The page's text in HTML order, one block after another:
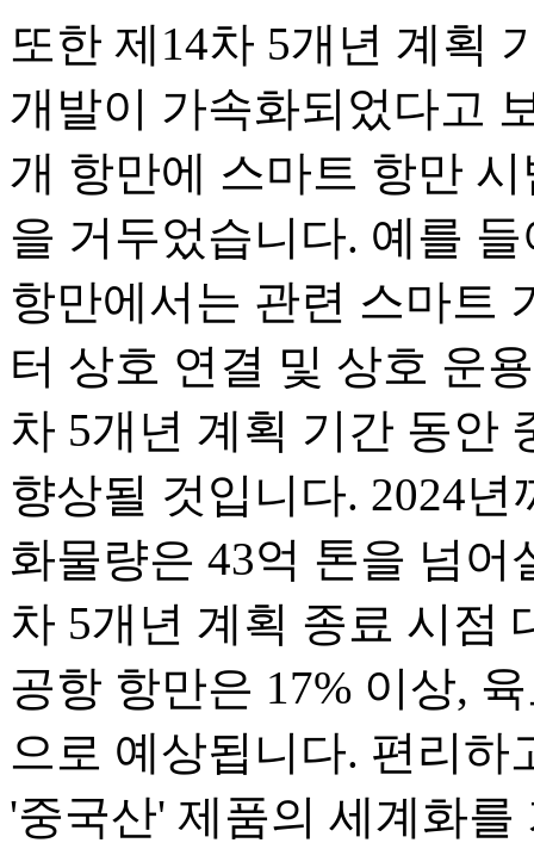
또한 제14차 5개년 계획
개발이 가속화되었다고
개 항만에 스마트 항만
을 거두었습니다. 예를
항만에서는 관련 스마트
터 상호 연결 및 상호 운
차 5개년 계획 기간 동안
향상될 것입니다. 2024
화물량은 43억 톤을 넘
차 5개년 계획 종료 시점
공항 항만은 17% 이상,
으로 예상됩니다. 편리
'중국산' 제품의 세계화